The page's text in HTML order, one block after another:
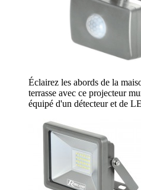
Éclairez les abords de la
terrasse avec ce projecteur
équipé d'un détecteur et de